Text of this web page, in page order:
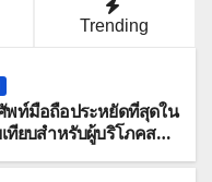
Trending
พท์มือถือประหยัดที่สุดใน
ทียบสำหรับผู้บริโภคสมัย